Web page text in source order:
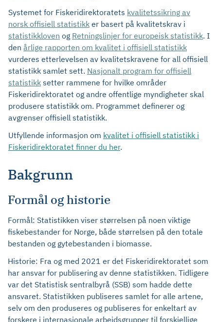
Systemet for Fiskeridirektoratets kvalitetssikring av
norsk offisiell statistikk er basert på kvalitetskrav i
statistikkloven og Retningslinjer for europeisk statistikk. I
den årlige rapporten om kvalitet i offisiell statistikk
vurderes etterlevelsen av kvalitetskravene for all offisiell
statistikk samlet sett. Nasjonalt program for offisiell
statistikk setter rammene for hvilke områder
Fiskeridirektoratet og andre offentlige myndigheter skal
produsere statistikk om. Programmet definerer og
avgrenser offisiell statistikk.
Utfyllende informasjon om kvalitet i offisiell statistikk i
Fiskeridirektoratet finner du her.
Bakgrunn
Formål og historie
Formål: Statistikken viser størrelsen på noen viktige
fiskebestander for Norge, både størrelsen på den totale
bestanden og gytebestanden i biomasse.
Historie: Fra og med 2021 er det Fiskeridirektoratet som
har ansvar for publisering av denne statistikken. Tidligere
var det Statistisk sentralbyrå (SSB) som hadde dette
ansvaret. Statistikken publiseres samlet for alle artene,
selv om den produseres og publiseres for enkeltart av
forskere i internasjonale arbeidsgrupper til forskjellige